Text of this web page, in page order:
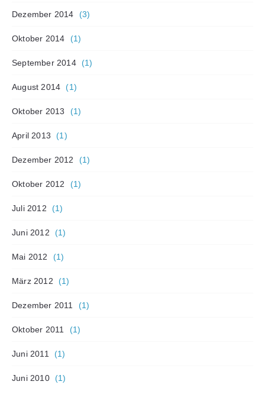
Dezember 2014 (3)
Oktober 2014 (1)
September 2014 (1)
August 2014 (1)
Oktober 2013 (1)
April 2013 (1)
Dezember 2012 (1)
Oktober 2012 (1)
Juli 2012 (1)
Juni 2012 (1)
Mai 2012 (1)
März 2012 (1)
Dezember 2011 (1)
Oktober 2011 (1)
Juni 2011 (1)
Juni 2010 (1)